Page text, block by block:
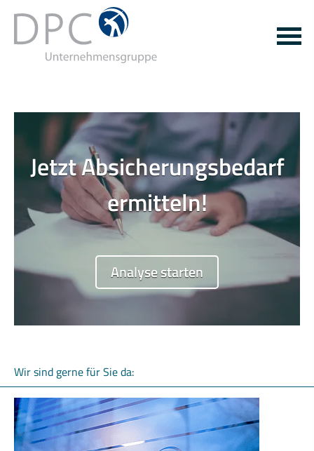
Jetzt Absicherungsbedarf
ermitteln!
Analyse starten
Sind Sie Single oder in
einer Beziehung?
Single Beziehung
Wir sind gerne für Sie da: